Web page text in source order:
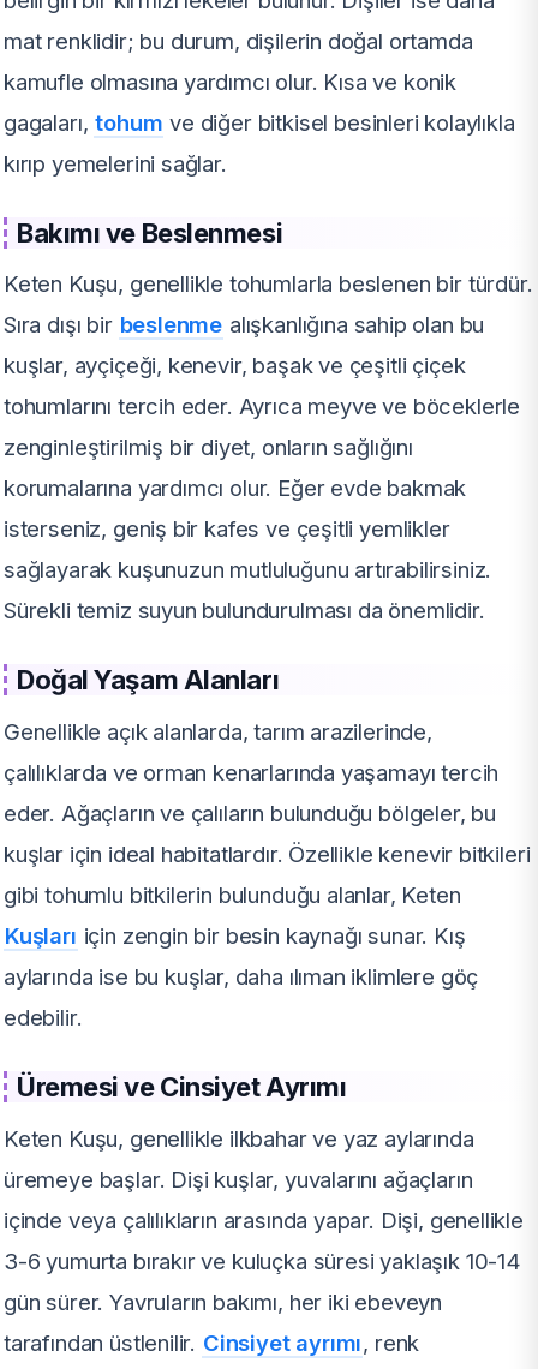
mat renklidir; bu durum, dişilerin doğal ortamda
kamufle olmasına yardımcı olur. Kısa ve konik
gagaları, tohum ve diğer bitkisel besinleri kolaylıkla
kırıp yemelerini sağlar.
Bakımı ve Beslenmesi
Keten Kuşu, genellikle tohumlarla beslenen bir türdür.
Sıra dışı bir beslenme alışkanlığına sahip olan bu
kuşlar, ayçiçeği, kenevir, başak ve çeşitli çiçek
tohumlarını tercih eder. Ayrıca meyve ve böceklerle
zenginleştirilmiş bir diyet, onların sağlığını
korumalarına yardımcı olur. Eğer evde bakmak
isterseniz, geniş bir kafes ve çeşitli yemlikler
sağlayarak kuşunuzun mutluluğunu artırabilirsiniz.
Sürekli temiz suyun bulundurulması da önemlidir.
Doğal Yaşam Alanları
Genellikle açık alanlarda, tarım arazilerinde,
çalılıklarda ve orman kenarlarında yaşamayı tercih
eder. Ağaçların ve çalıların bulunduğu bölgeler, bu
kuşlar için ideal habitatlardır. Özellikle kenevir bitkileri
gibi tohumlu bitkilerin bulunduğu alanlar, Keten
Kuşları için zengin bir besin kaynağı sunar. Kış
aylarında ise bu kuşlar, daha ılıman iklimlere göç
edebilir.
Üremesi ve Cinsiyet Ayrımı
Keten Kuşu, genellikle ilkbahar ve yaz aylarında
üremeye başlar. Dişi kuşlar, yuvalarını ağaçların
içinde veya çalılıkların arasında yapar. Dişi, genellikle
3-6 yumurta bırakır ve kuluçka süresi yaklaşık 10-14
gün sürer. Yavruların bakımı, her iki ebeveyn
tarafından üstlenilir. Cinsiyet ayrımı, renk